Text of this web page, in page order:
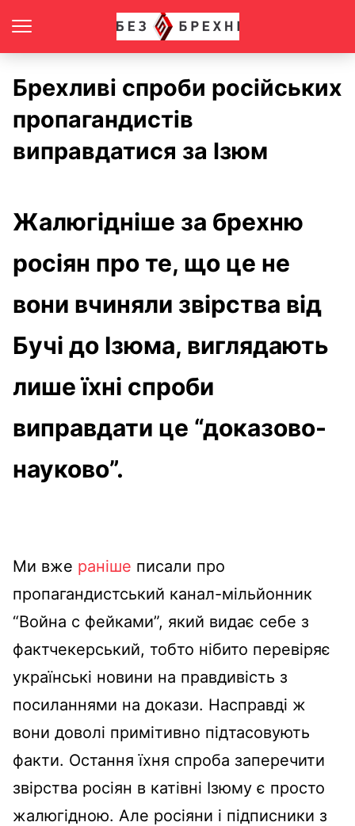
Брехливі спроби російських
пропагандистів
виправдатися за Ізюм
Жалюгідніше за брехню
росіян про те, що це не
вони вчиняли звірства від
Бучі до Ізюма, виглядають
лише їхні спроби
виправдати це “доказово-
науково”.
Ми вже раніше писали про
пропагандистський канал-мільйонник
“Война с фейками”, який видає себе з
фактчекерський, тобто нібито перевіряє
українські новини на правдивість з
посиланнями на докази. Насправді ж
вони доволі примітивно підтасовують
факти. Остання їхня спроба заперечити
звірства росіян в катівні Ізюму є просто
жалюгідною. Але росіяни і підписники з